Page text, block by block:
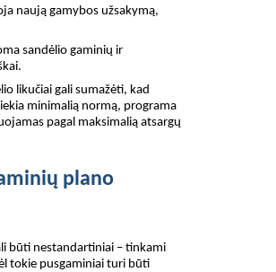
naują gamybos užsakymą,
sandėlio gaminių ir
likučiai gali sumažėti, kad
minimalią normą, programa
pagal maksimalią atsargų
plano
būti nestandartiniai – tinkami
tokie pusgaminiai turi būti